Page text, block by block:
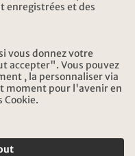
des données